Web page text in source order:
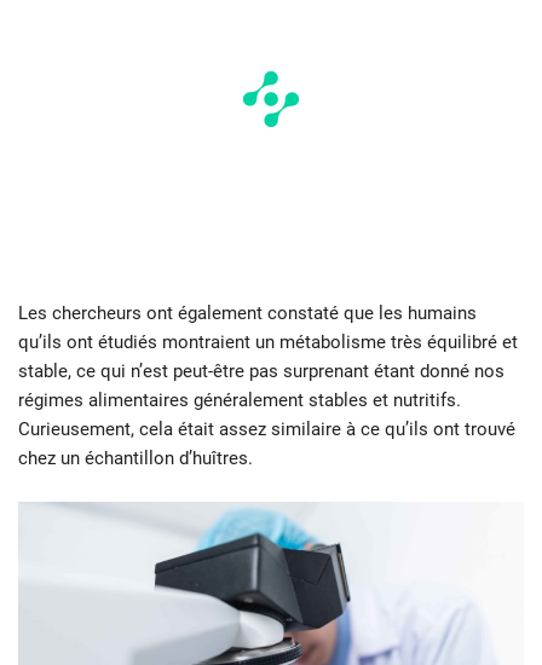
Les chercheurs ont également constaté que les humains
qu’ils ont étudiés montraient un métabolisme très équilibré et
stable, ce qui n’est peut-être pas surprenant étant donné nos
régimes alimentaires généralement stables et nutritifs.
Curieusement, cela était assez similaire à ce qu’ils ont trouvé
chez un échantillon d’huîtres.